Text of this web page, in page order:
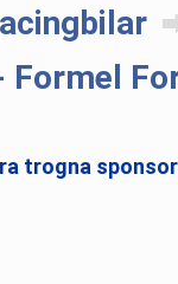
Formel
trogna